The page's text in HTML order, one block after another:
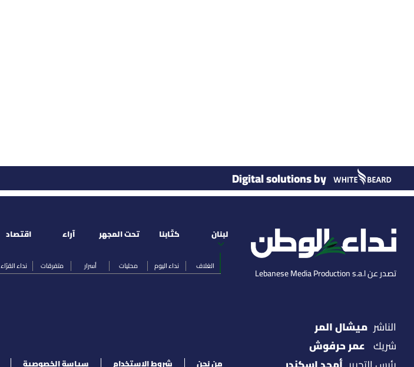
Digital solutions by
تصدر عن Lebanese Media Production s.a.l
لبنان
الغلاف نداء اليوم محليات أسرار متفرقات نداء القرّاء
كتّابنا تحت المجهر آراء اقتصاد
الناشر ميشال المر
شريك عمر حرفوش
من نحن شروط الإستخدام سياسة الخصوصية